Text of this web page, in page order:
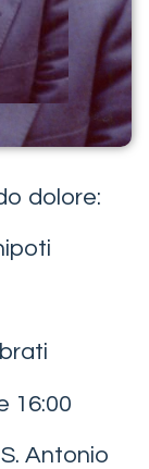
dolore:
16:00
Antonio